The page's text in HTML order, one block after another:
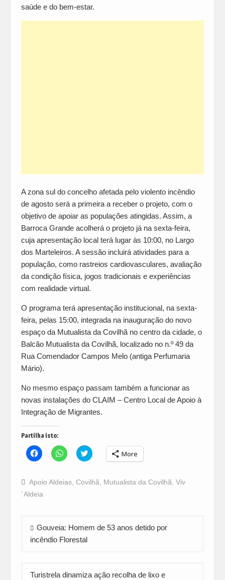
saúde e do bem-estar.
A zona sul do concelho afetada pelo violento incêndio
de agosto será a primeira a receber o projeto, com o
objetivo de apoiar as populações atingidas. Assim, a
Barroca Grande acolherá o projeto já na sexta-feira,
cuja apresentação local terá lugar às 10:00, no Largo
dos Marteleiros. A sessão incluirá atividades para a
população, como rastreios cardiovasculares, avaliação
da condição física, jogos tradicionais e experiências
com realidade virtual.
O programa terá apresentação institucional, na sexta-
feira, pelas 15:00, integrada na inauguração do novo
espaço da Mutualista da Covilhã no centro da cidade, o
Balcão Mutualista da Covilhã, localizado no n.º 49 da
Rua Comendador Campos Melo (antiga Perfumaria
Mário).
No mesmo espaço passam também a funcionar as
novas instalações do CLAIM – Centro Local de Apoio à
Integração de Migrantes.
Partilha isto:
Click
to
Facebook
(Opens
in
new
Click
to
WhatsApp
(Opens
Click
to
Twitter
(Opens
More
Apoio Aldeias, Covilhã Mutualista da Covilhã Viv
´Aldeia
Navegação
de
Gouveia: Homem de 53 anos detido por
incêndio Florestal
Turistrela dinamiza ação recolha de lixo e